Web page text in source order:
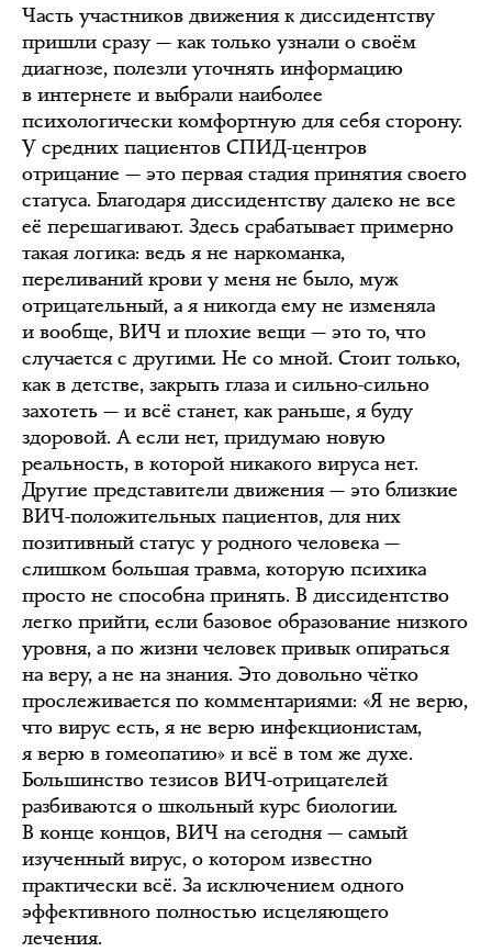
Часть участников движения к диссидентству
пришли сразу — как только узнали о своём
диагнозе, полезли уточнять информацию
в интернете и выбрали наиболее
психологически комфортную для себя сторону.
У средних пациентов СПИД-центров
отрицание — это первая стадия принятия своего
статуса. Благодаря диссидентству далеко не все
её перешагивают. Здесь срабатывает примерно
такая логика: ведь я не наркоманка,
переливаний крови у меня не было, муж
отрицательный, а я никогда ему не изменяла
и вообще, ВИЧ и плохие вещи — это то, что
случается с другими. Не со мной. Стоит только,
как в детстве, закрыть глаза и сильно-сильно
захотеть — и всё станет, как раньше, я буду
здоровой. А если нет, придумаю новую
реальность, в которой никакого вируса нет.
Другие представители движения — это близкие
ВИЧ-положительных пациентов, для них
позитивный статус у родного человека —
слишком большая травма, которую психика
просто не способна принять. В диссидентство
легко прийти, если базовое образование низкого
уровня, а по жизни человек привык опираться
на веру, а не на знания. Это довольно чётко
прослеживается по комментариями: «Я не верю,
что вирус есть, я не верю инфекционистам,
я верю в гомеопатию» и всё в том же духе.
Большинство тезисов ВИЧ-отрицателей
разбиваются о школьный курс биологии.
В конце концов, ВИЧ на сегодня — самый
изученный вирус, о котором известно
практически всё. За исключением одного
эффективного полностью исцеляющего
лечения.